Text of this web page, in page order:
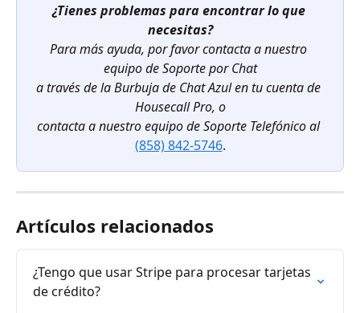
¿Tienes problemas para encontrar lo que
necesitas?
Para más ayuda, por favor contacta a nuestro
equipo de Soporte por Chat
a través de la Burbuja de Chat Azul en tu cuenta de
Housecall Pro, o
contacta a nuestro equipo de Soporte Telefónico al
(858) 842-5746.
Artículos relacionados
¿Tengo que usar Stripe para procesar tarjetas
de crédito?